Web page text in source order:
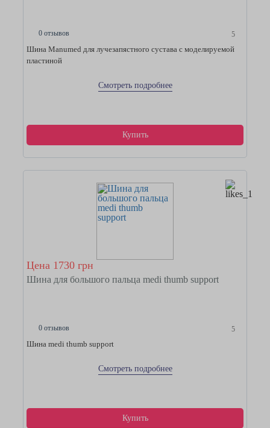
0 отзывов 5
Шина Manumed для лучезапястного сустава с моделируемой
пластиной
Смотреть подробнее
Купить
Цена 1730 грн
Шина для большого пальца medi thumb support
0 отзывов 5
Шина medi thumb support
Смотреть подробнее
Купить